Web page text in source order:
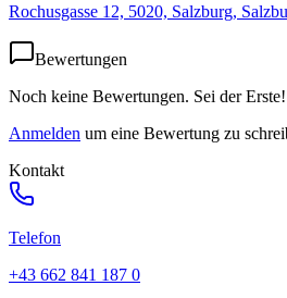
Rochusgasse 12, 5020, Salzburg,
Bewertungen
Noch keine Bewertungen. Sei der Erste!
Anmelden um eine Bewertung zu
Kontakt
Telefon
+43 662 841 187 0